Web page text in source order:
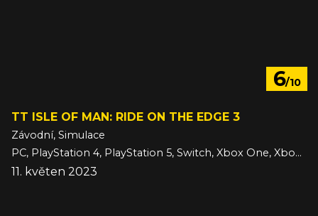
6/10
TT ISLE OF MAN: RIDE ON THE EDGE 3
Závodní, Simulace
PC, PlayStation 4, PlayStation 5, Switch, Xbox One, Xbox Series
11. květen 2023